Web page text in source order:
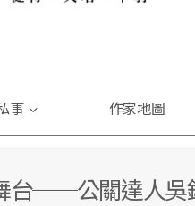
事 作家地圖
台──公關達人吳